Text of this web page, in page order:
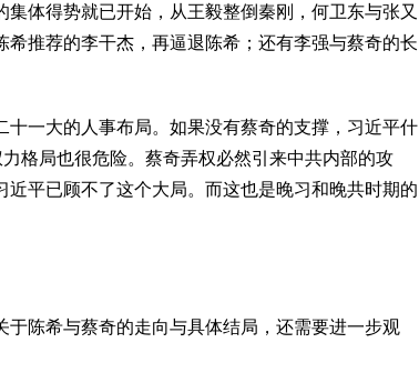
体得势就已开始，从王毅整倒秦刚，何卫东与张又
推荐的李干杰，再逼退陈希；还有李强与蔡奇的长
一大的人事布局。如果没有蔡奇的支撑，习近平什
格局也很危险。蔡奇弄权必然引来中共内部的攻
平已顾不了这个大局。而这也是晚习和晚共时期的
陈希与蔡奇的走向与具体结局，还需要进一步观